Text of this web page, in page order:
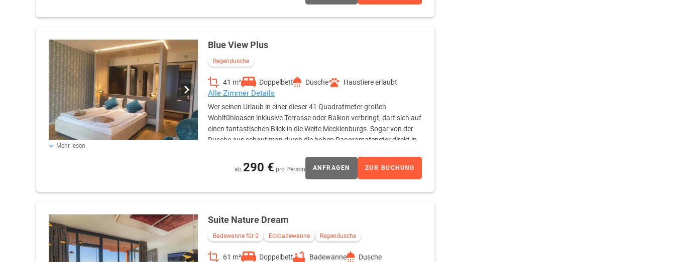
Blue View Plus
Regendusche
41 m² Doppelbett Dusche Haustiere erlaubt
Alle Zimmer Details
Wer seinen Urlaub in einer dieser 41 Quadratmeter großen
Wohlfühloasen inklusive Terrasse oder Balkon verbringt, darf sich auf
einen fantastischen Blick in die Weite Mecklenburgs. Sogar von der
Dusche aus schaut man durch die hohen Panoramafenster direkt in
Terrasse oder Balkon, ausgestattet mit Dusche/WC, Fön, Kosmetikspiegel, Leihbademantel & Slipper, Flatsreen-TV,
Telefon, Hochgeschwindigkeits-WLAN, Tee- & Kaffeestation, Safe, Sitzecke und Schreibtisch. Natürlich gibt's auch Room
Mehr lesen
ab 290 € pro Person ANFRAGEN ZUR BUCHUNG
Suite Nature Dream
Badewanne für 2 Eckbadewanne Regendusche
61 m² Doppelbett Badewanne Dusche